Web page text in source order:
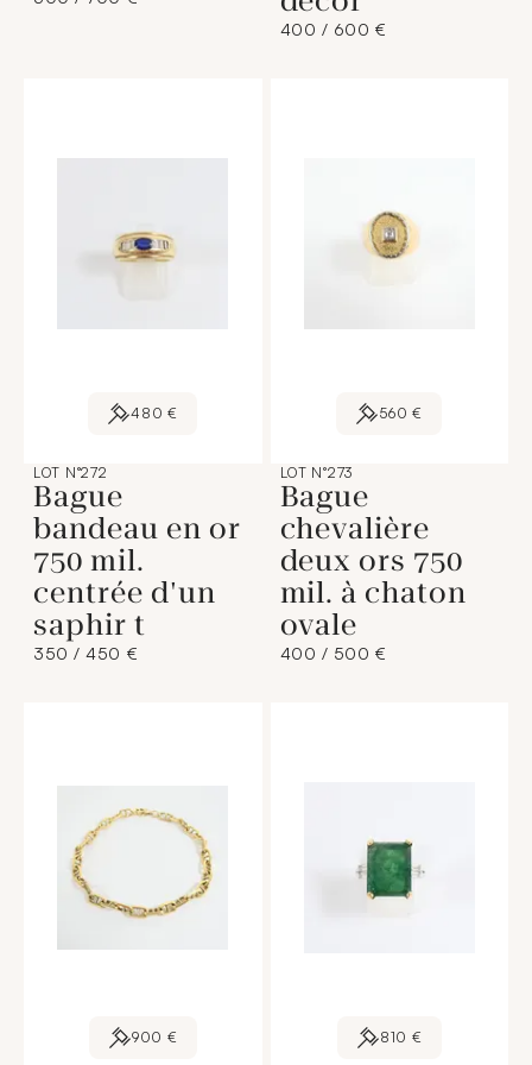
400 / 600 €
480 €
LOT N°272
Bague
bandeau en or
750 mil.
centrée d'un
saphir t
350 / 450 €
560 €
LOT N°273
Bague
chevalière
deux ors 750
mil. à chaton
ovale
400 / 500 €
900 € 810 €